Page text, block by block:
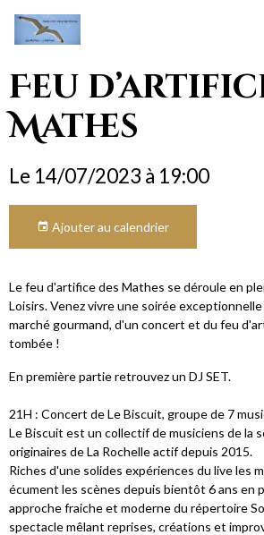
Feu
Mathes
Le 14/07/2023 à 19:00
Ajouter au calendrier
Le feu d'artifice des Mathes se déroule en
Loisirs. Venez vivre une soirée
marché gourmand, d'un concert et du feu
tombée !
En première partie retrouvez un DJ SET.
21H : Concert de Le Biscuit, groupe de 7
Le Biscuit est un collectif de musiciens de la
originaires de La Rochelle actif depuis 2015.
Riches d'une solides expériences du live les
écument les scènes depuis bientôt 6 ans en
approche fraiche et moderne du répertoire
spectacle mêlant reprises, créations et